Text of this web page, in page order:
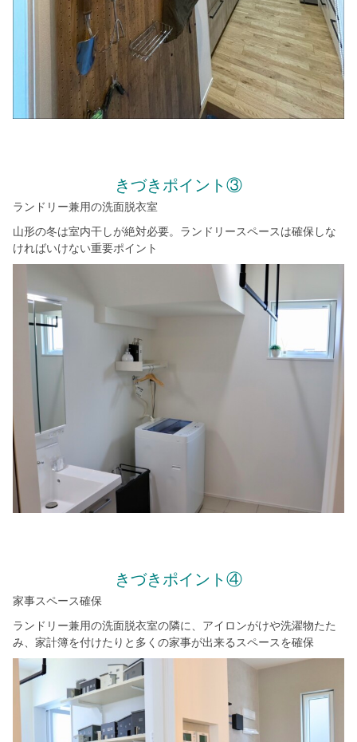
きづきポイント③
ランドリー兼用の洗面脱衣室
山形の冬は室内干しが絶対必要。ランドリースペースは確保しな
ければいけない重要ポイント
きづきポイント④
家事スペース確保
ランドリー兼用の洗面脱衣室の隣に、アイロンがけや洗濯物たた
み、家計簿を付けたりと多くの家事が出来るスペースを確保